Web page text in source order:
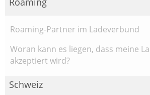
Roaming-Partner im Ladeverbund
Woran kann es liegen, dass meine
akzeptiert wird?
Schweiz